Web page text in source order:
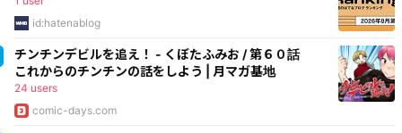
id:hatenablog
チンチンデビルを追え！ - くぼたふみお / 第６０話
これからのチンチンの話をしよう | 月マガ基地
24 users
comic-days.com